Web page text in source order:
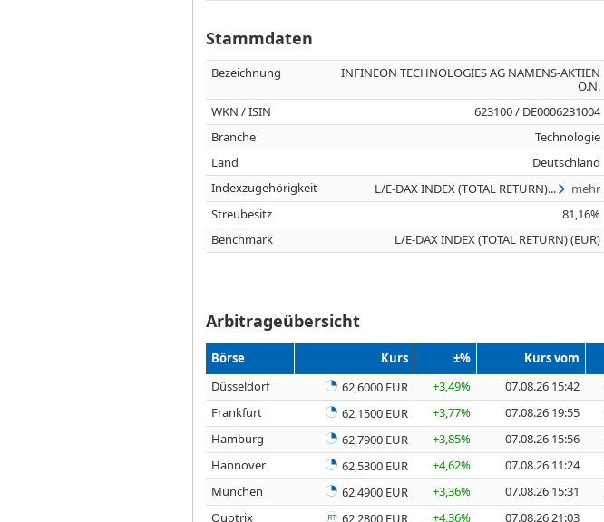
Stammdaten
Bezeichnung
INFINEON TECHNOLOGIES AG NAMENS-AKTIEN
O.N.
WKN / ISIN
623100 / DE0006231004
Branche
Technologie
Land
Deutschland
Indexzugehörigkeit
L/E-DAX INDEX (TOTAL RETURN)...
mehr
Streubesitz
81,16%
Benchmark
L/E-DAX INDEX (TOTAL RETURN) (EUR)
Arbitrageübersicht
Börse Kurs ±% Kurs vom
Düsseldorf
62,6000 EUR +3,49% 07.08.26 15:42
Frankfurt
62,1500 EUR +3,77% 07.08.26 19:55
Hamburg
62,7900 EUR +3,85% 07.08.26 15:56
Hannover
62,5300 EUR +4,62% 07.08.26 11:24
München
62,4900 EUR +3,36% 07.08.26 15:31
Quotrix
62,2800 EUR +4,36% 07.08.26 21:03